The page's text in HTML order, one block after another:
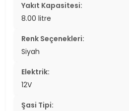
Yakıt Kapasitesi:
8.00 litre
Renk Seçenekleri:
Siyah
Elektrik:
12V
Şasi Tipi: